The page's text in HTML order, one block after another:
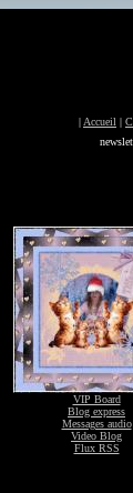
| Accueil |
VIP Board
Blog express
Messages audio
Video Blog
Flux RSS